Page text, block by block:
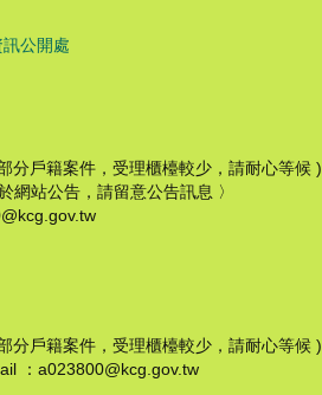
公開處
戶籍案件，受理櫃檯較少，請耐心等候 )
站公告，請留意公告訊息 〉
戶籍案件，受理櫃檯較少，請耐心等候 )
：a023800@kcg.gov.tw